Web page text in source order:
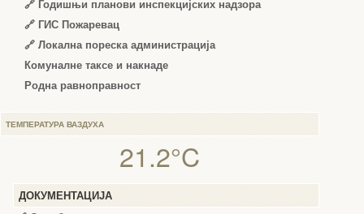
🔗 Годишњи планови инспекцијских надзора
🔗 ГИС Пожаревац
🔗 Локална пореска администрација
Комуналне таксе и накнаде
Родна равноправност
ТЕМПЕРАТУРА ВАЗДУХА
21.2°C
ДОКУМЕНТАЦИЈА